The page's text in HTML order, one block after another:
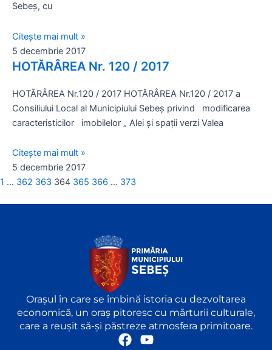
Sebeș, cu
Citește mai mult »
5 decembrie 2017
HOTĂRÂREA Nr. 120 / 2017
HOTĂRÂREA Nr.120 / 2017 HOTĂRÂREA Nr.120 / 2017 a
Consiliului Local al Municipiului Sebeş privind modificarea
caracteristicilor imobilelor „ Alei şi spaţii verzi Valea
Citește mai mult »
5 decembrie 2017
1 … 362 363 364 365 366 … 373
Orașul în care se îmbină istoria cu dezvoltarea
economică, un oraș pitoresc cu mărturii culturale,
care a reușit să-și păstreze atmosfera primitoare.
F
Y